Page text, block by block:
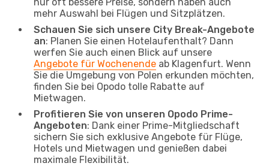
mehr Auswahl bei Flügen und Sitzplätzen.
Schauen Sie sich unsere City Break-Angebote
an: Planen Sie einen Hotelaufenthalt? Dann
werfen Sie auch einen Blick auf unsere
Angebote für Wochenende ab Klagenfurt. Wenn
Sie die Umgebung von Polen erkunden möchten,
finden Sie bei Opodo tolle Rabatte auf
Mietwagen.
Profitieren Sie von unseren Opodo Prime-
Angeboten: Dank einer Prime-Mitgliedschaft
sichern Sie sich exklusive Angebote für Flüge,
Hotels und Mietwagen und genießen dabei
maximale Flexibilität.